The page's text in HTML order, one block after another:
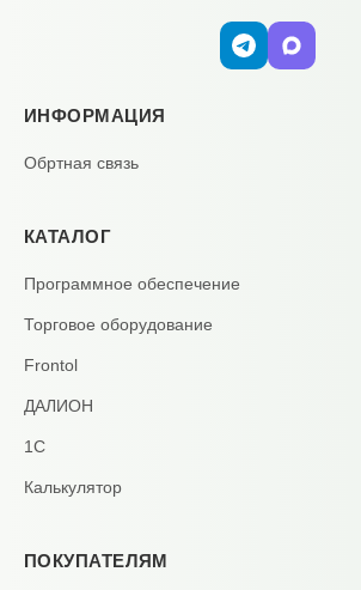
ИНФОРМАЦИЯ
Обртная связь
КАТАЛОГ
Программное обеспечение
Торговое оборудование
Frontol
ДАЛИОН
1С
Калькулятор
ПОКУПАТЕЛЯМ